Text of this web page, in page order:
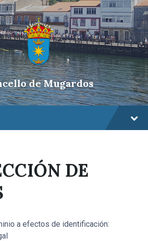
de Mugardos
DE
a efectos de identificación: